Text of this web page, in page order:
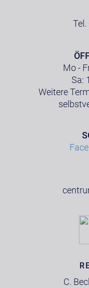
Tel.
Mo -
Sa:
Weitere
C.